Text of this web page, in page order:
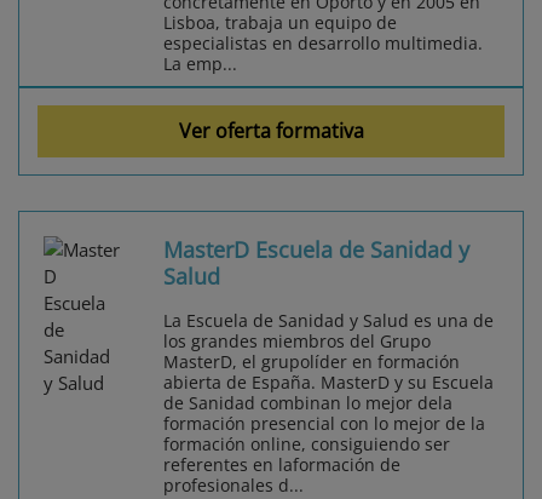
Lisboa, trabaja un equipo de
especialistas en desarrollo multimedia.
La emp...
Ver oferta formativa
MasterD Escuela de Sanidad y
Salud
La Escuela de Sanidad y Salud es una de
los grandes miembros del Grupo
MasterD, el grupolíder en formación
abierta de España. MasterD y su Escuela
de Sanidad combinan lo mejor dela
formación presencial con lo mejor de la
formación online, consiguiendo ser
referentes en laformación de
profesionales d...